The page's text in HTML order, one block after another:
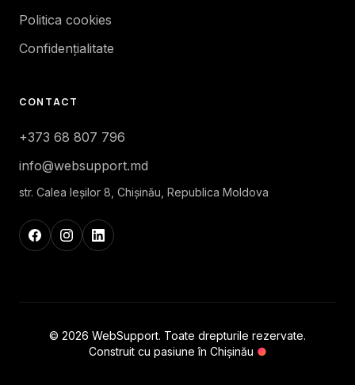
Politica cookies
Confidențialitate
CONTACT
+373 68 807 796
info@websupport.md
str. Calea Ieşilor 8, Chișinău, Republica Moldova
© 2026 WebSupport. Toate drepturile rezervate.
Construit cu pasiune în Chișinău ●